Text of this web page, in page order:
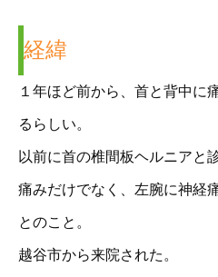
経緯
１年ほど前から、首と背中に
るらしい。
以前に首の椎間板ヘルニアと
痛みだけでなく、左腕に神経
とのこと。
越谷市から来院された。